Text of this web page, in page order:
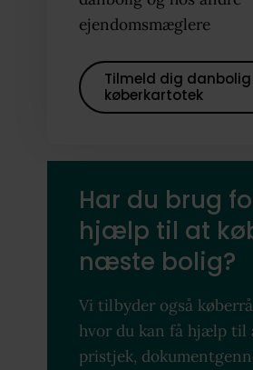
ejendomsmæglere
Tilmeld dig danbolig
køberkartotek
Har du brug
hjælp til at
næste bolig?
Vi tilbyder også
hvor du kan få hjælp til
pristjek,